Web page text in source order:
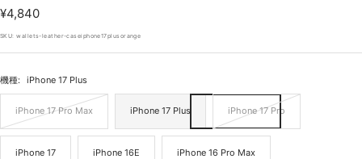
セ
ー
ル
価
格
¥4,840
SKU:wallets-leather-caseiphone17plusorange
機種: iPhone 17 Plus
iPhone 17 Pro Max iPhone 17 Plus iPhone 17 Pro
iPhone 17 iPhone 16E iPhone 16 Pro Max